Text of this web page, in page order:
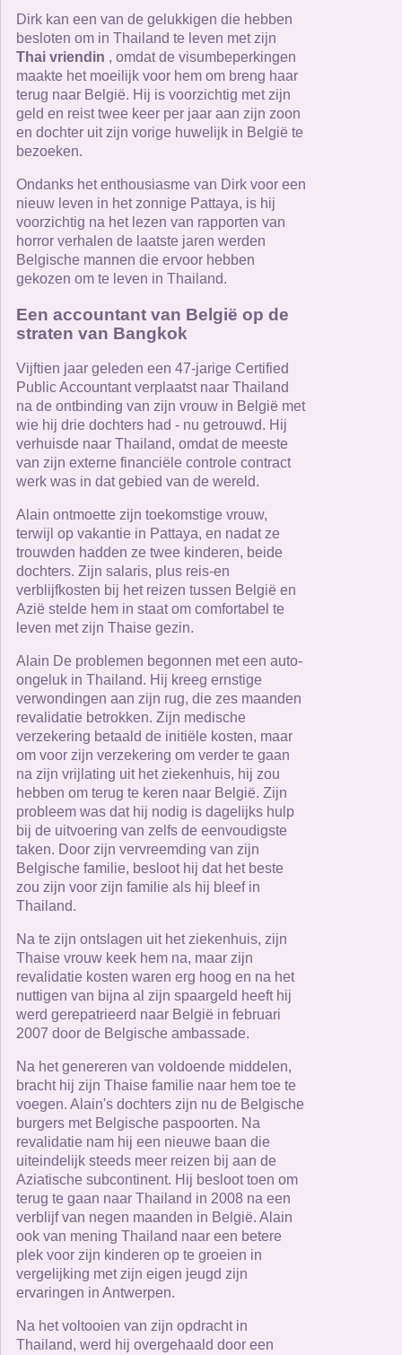
Dirk kan een van de gelukkigen die hebben
besloten om in Thailand te leven met zijn
Thai vriendin , omdat de visumbeperkingen
maakte het moeilijk voor hem om breng haar
terug naar België. Hij is voorzichtig met zijn
geld en reist twee keer per jaar aan zijn zoon
en dochter uit zijn vorige huwelijk in België te
bezoeken.
Ondanks het enthousiasme van Dirk voor een
nieuw leven in het zonnige Pattaya, is hij
voorzichtig na het lezen van rapporten van
horror verhalen de laatste jaren werden
Belgische mannen die ervoor hebben
gekozen om te leven in Thailand.
Een accountant van België op de
straten van Bangkok
Vijftien jaar geleden een 47-jarige Certified
Public Accountant verplaatst naar Thailand
na de ontbinding van zijn vrouw in België met
wie hij drie dochters had - nu getrouwd. Hij
verhuisde naar Thailand, omdat de meeste
van zijn externe financiële controle contract
werk was in dat gebied van de wereld.
Alain ontmoette zijn toekomstige vrouw,
terwijl op vakantie in Pattaya, en nadat ze
trouwden hadden ze twee kinderen, beide
dochters. Zijn salaris, plus reis-en
verblijfkosten bij het reizen tussen België en
Azië stelde hem in staat om comfortabel te
leven met zijn Thaise gezin.
Alain De problemen begonnen met een auto-
ongeluk in Thailand. Hij kreeg ernstige
verwondingen aan zijn rug, die zes maanden
revalidatie betrokken. Zijn medische
verzekering betaald de initiële kosten, maar
om voor zijn verzekering om verder te gaan
na zijn vrijlating uit het ziekenhuis, hij zou
hebben om terug te keren naar België. Zijn
probleem was dat hij nodig is dagelijks hulp
bij de uitvoering van zelfs de eenvoudigste
taken. Door zijn vervreemding van zijn
Belgische familie, besloot hij dat het beste
zou zijn voor zijn familie als hij bleef in
Thailand.
Na te zijn ontslagen uit het ziekenhuis, zijn
Thaise vrouw keek hem na, maar zijn
revalidatie kosten waren erg hoog en na het
nuttigen van bijna al zijn spaargeld heeft hij
werd gerepatrieerd naar België in februari
2007 door de Belgische ambassade.
Na het genereren van voldoende middelen,
bracht hij zijn Thaise familie naar hem toe te
voegen. Alain's dochters zijn nu de Belgische
burgers met Belgische paspoorten. Na
revalidatie nam hij een nieuwe baan die
uiteindelijk steeds meer reizen bij aan de
Aziatische subcontinent. Hij besloot toen om
terug te gaan naar Thailand in 2008 na een
verblijf van negen maanden in België. Alain
ook van mening Thailand naar een betere
plek voor zijn kinderen op te groeien in
vergelijking met zijn eigen jeugd zijn
ervaringen in Antwerpen.
Na het voltooien van zijn opdracht in
Thailand, werd hij overgehaald door een